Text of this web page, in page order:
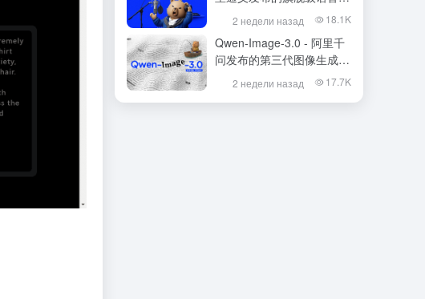
成大模型
2 недели назад 18.1K
Qwen-Image-3.0 - 阿里千
问发布的第三代图像生成基
础模型2 недели назад 17.7K